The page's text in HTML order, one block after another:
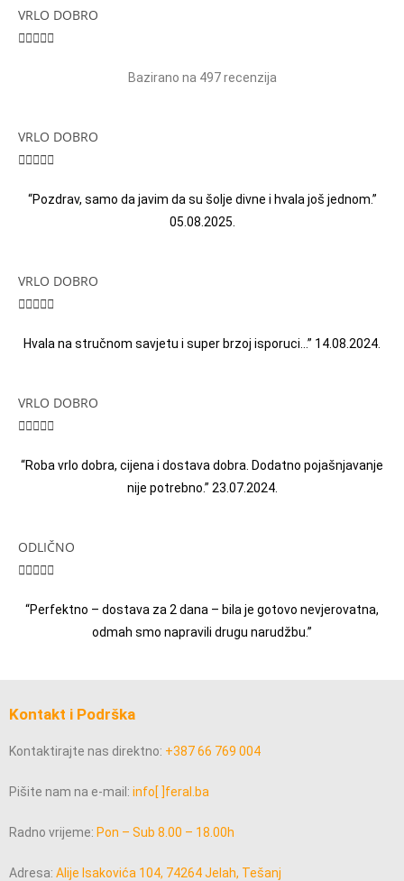
VRLO DOBRO

Bazirano na 497 recenzija
VRLO DOBRO

“Pozdrav, samo da javim da su šolje divne i hvala još jednom.”
05.08.2025.
VRLO DOBRO

Hvala na stručnom savjetu i super brzoj isporuci…” 14.08.2024.
VRLO DOBRO

“Roba vrlo dobra, cijena i dostava dobra. Dodatno pojašnjavanje
nije potrebno.” 23.07.2024.
ODLIČNO

“Perfektno – dostava za 2 dana – bila je gotovo nevjerovatna,
odmah smo napravili drugu narudžbu.”
Kontakt i Podrška
Kontaktirajte nas direktno: +387 66 769 004
Pišite nam na e-mail: info[ ]feral.ba
Radno vrijeme: Pon – Sub 8.00 – 18.00h
Adresa: Alije Isakovića 104, 74264 Jelah, Tešanj